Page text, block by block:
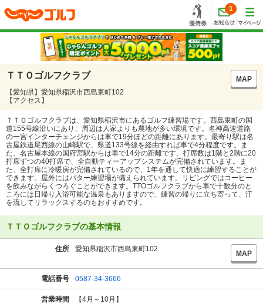
1
ＴＴＯゴルフクラブ
MAP
【愛知県】愛知県稲沢市西島東町102
【アクセス】
ＴＴＯゴルフクラブは、愛知県稲沢市にあるゴルフ練習場です。西島東町の国
道155号線沿いにあり、周辺は人家よりも農地が多い環境です。名神高速道路
の一宮インターチェンジからは車で19分ほどの距離にあります。最寄り駅は名
古屋鉄道尾西線の山崎駅で、県道133号線を経由すれば車で4分程度です。ま
た、名古屋本線の国府宮駅からは車で14分の距離です。打席数は1階と2階に20
打席ずつの40打席で、全自動ティーアップシステムが完備されています。ま
た、全打席に冷暖房が完備されているので、1年を通して快適に練習することが
できます。屋外にはパター練習場が備えられています。リビングではコーヒー
を飲みながらくつろぐことができます。TTOゴルフクラブから車で十数分のと
ころには日帰り入浴可能な温泉もありますので、練習の帰りに立ち寄って、汗
を流してリラックスするのもおすすめです。
ＴＴＯゴルフクラブの基本情報
住所 愛知県稲沢市西島東町102
MAP
電話番号 0587-34-3666
営業時間
【4月～10月】